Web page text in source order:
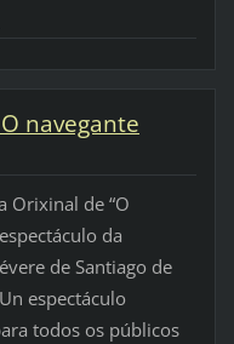
navegante
Orixinal de “O
da
de Santiago de
espectáculo
todos os públicos